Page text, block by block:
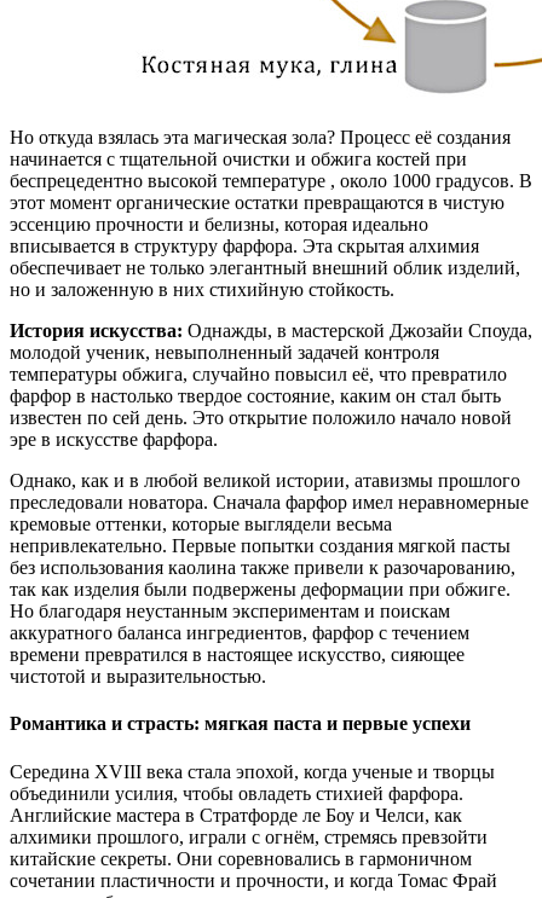
Но откуда взялась эта магическая зола? Процесс её создания
начинается с тщательной очистки и обжига костей при
беспрецедентно высокой температуре , около 1000 градусов. В
этот момент органические остатки превращаются в чистую
эссенцию прочности и белизны, которая идеально
вписывается в структуру фарфора. Эта скрытая алхимия
обеспечивает не только элегантный внешний облик изделий,
но и заложенную в них стихийную стойкость.
История искусства: Однажды, в мастерской Джозайи Споуда,
молодой ученик, невыполненный задачей контроля
температуры обжига, случайно повысил её, что превратило
фарфор в настолько твердое состояние, каким он стал быть
известен по сей день. Это открытие положило начало новой
эре в искусстве фарфора.
Однако, как и в любой великой истории, атавизмы прошлого
преследовали новатора. Сначала фарфор имел неравномерные
кремовые оттенки, которые выглядели весьма
непривлекательно. Первые попытки создания мягкой пасты
без использования каолина также привели к разочарованию,
так как изделия были подвержены деформации при обжиге.
Но благодаря неустанным экспериментам и поискам
аккуратного баланса ингредиентов, фарфор с течением
времени превратился в настоящее искусство, сияющее
чистотой и выразительностью.
Романтика и страсть: мягкая паста и первые успехи
Середина XVIII века стала эпохой, когда ученые и творцы
объединили усилия, чтобы овладеть стихией фарфора.
Английские мастера в Стратфорде ле Боу и Челси, как
алхимики прошлого, играли с огнём, стремясь превзойти
китайские секреты. Они соревновались в гармоничном
сочетании пластичности и прочности, и когда Томас Фрай